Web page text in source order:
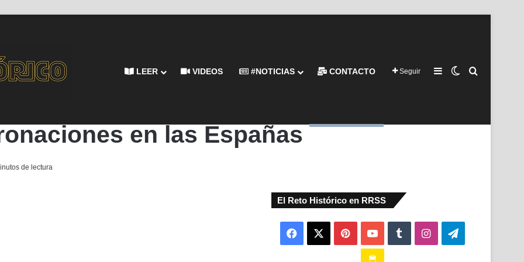
LEER VIDEOS #NOTICIAS CONTACTO Seguir Barra lateral
Switch skin
en las Españas
de lectura
El Reto Histórico en RRSS
Facebook PinterestYouTubeTumblrInstagramTelegram